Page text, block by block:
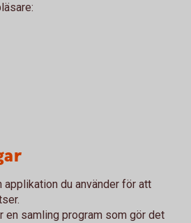
applikation du använder för att
en samling program som gör det